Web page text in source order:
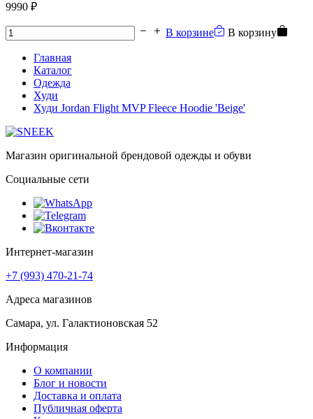
9990 ₽
В корзине В корзину
Главная
Каталог
Одежда
Худи
Худи Jordan Flight MVP Fleece Hoodie 'Beige'
Магазин оригинальной брендовой одежды и обуви
Социальные сети
Интернет-магазин
+7 (993) 470-21-74
Адреса магазинов
Самара, ул. Галактионовская 52
Информация
О компании
Блог и новости
Доставка и оплата
Публичная оферта